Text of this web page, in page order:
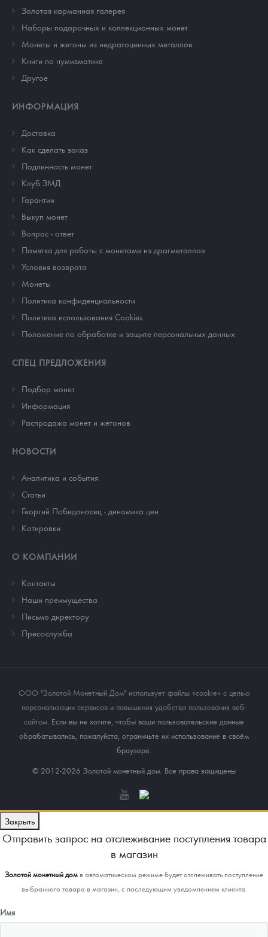
Золотая карманная галерея
Наборы подарочных и коллекционных монет
Монеты и жетоны из недрагоценных металлов
Книги по нумизматике
Другое
ИНФОРМАЦИЯ
Доставка
Как сделать заказ
Подлинность монет
Клуб ЗМД
Гарантии
Выкуп монет
Вопрос - ответ
Памятка для работы с монетами из драгметаллов
Условия возврата
Монеты
Политика конфиденциальности
Политика использования Cookies
Положение по обработке и защите персональных данных
СПЕЦ ПРЕДЛОЖЕНИЯ
Подбор монет
Информация
Распродажа монет и жетонов
НОВОСТИ
Аналитика и события
Cтатьи
Георгий Победоносец - динамика цен
Котировки
О КОМПАНИИ
Контакты
Наши преимущества
Письмо директору
Пресс-служба
ООО "Золотой Монетный Дом" использует файлы «cookie» с целью
персонализации сервисов и повышения удобства пользования веб-
сайтом. Если вы не хотите, чтобы ваши пользовательские данные
обрабатывались, пожалуйста, ограничьте их использование в своём
браузере.
© 2012-2026 Золотой монетный дом. Все права защищены
Закрыть
Отправить запрос на отслеживание поступления товара
в магазин
Золотой монетный домв автоматическом режиме будет отслеживать поступление
выбранного товара в магазин, с последующим уведомлением клиента.
Имя